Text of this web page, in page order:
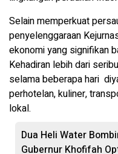
Selain memperkuat
penyelenggaraan
ekonomi yang signifikan
Kehadiran lebih dari
selama beberapa hari
perhotelan, kuliner,
lokal.
Dua Heli Water
Gubernur Khofifah